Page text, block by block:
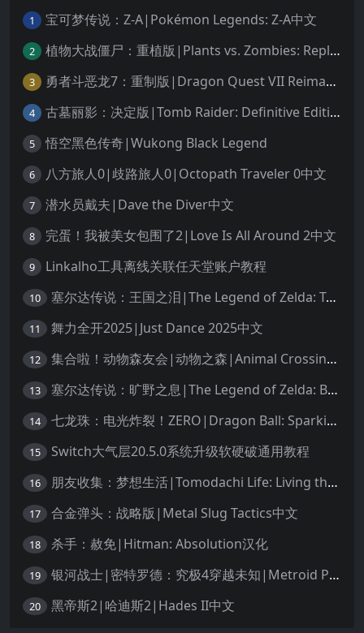
1 宝可梦传说：Z-A|Pokémon Legends: Z-A中文
2 植物大战僵尸：重植版|Plants vs. Zombies: Replanted中文
3 勇者斗恶龙7：重制版|Dragon Quest VII Reimagined中文
4 古墓丽影：决定版|Tomb Raider: Definitive Edition中文
5 悟空黑色传奇|Wukong Black Legend
6 八方旅人0|歧路旅人0|Octopath Traveler 0中文
7 潜水员戴夫|Dave the Diver中文
8 完蛋！我被美女包围了2|Love Is All Around 2中文
9 Linkalho工具离线关联任天堂账户教程
10 塞尔达传说：王国之泪|The Legend of Zelda: Tears of the Kingdom中文
11 舞力全开2025|Just Dance 2025中文
12 集合啦！动物森友会|动物之森|Animal Crossing: New Horizons中文
13 塞尔达传说：旷野之息|The Legend of Zelda: Breath of the Wild中文
14 七龙珠：电光炸裂！ZERO|Dragon Ball: Sparking! Zero中文
15 Switch大气层20.5.0系统升级软硬破通用教程
16 朋友收集：梦想生活|Tomodachi Life: Living the Dream中文
17 合金弹头：战略版|Metal Slug Tactics中文
18 杀手：赦免|Hitman: Absolution汉化
19 银河战士|密特罗德：究极4穿越未知|Metroid Prime 4: Beyond中文
20 黑帝斯2|哈迪斯2|Hades II中文